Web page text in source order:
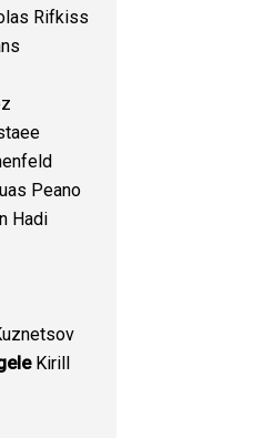
Rifkiss
Peano
Hadi
Kirill